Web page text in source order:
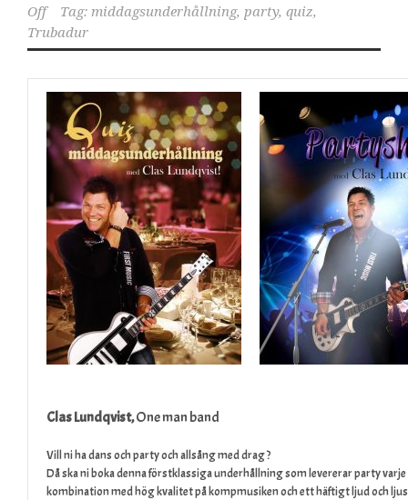
Off
Tag: middagsunderhållning, party, quiz,
Trubadur
Clas Lundqvist,One man band
Vill ni ha dans och party och allsång med drag ?
Då ska ni boka denna förstklassiga underhållning som levererar party
kombination med hög kvalitet på kompmusiken och ett häftigt ljud och